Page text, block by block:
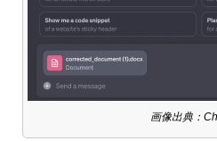
画像出典：